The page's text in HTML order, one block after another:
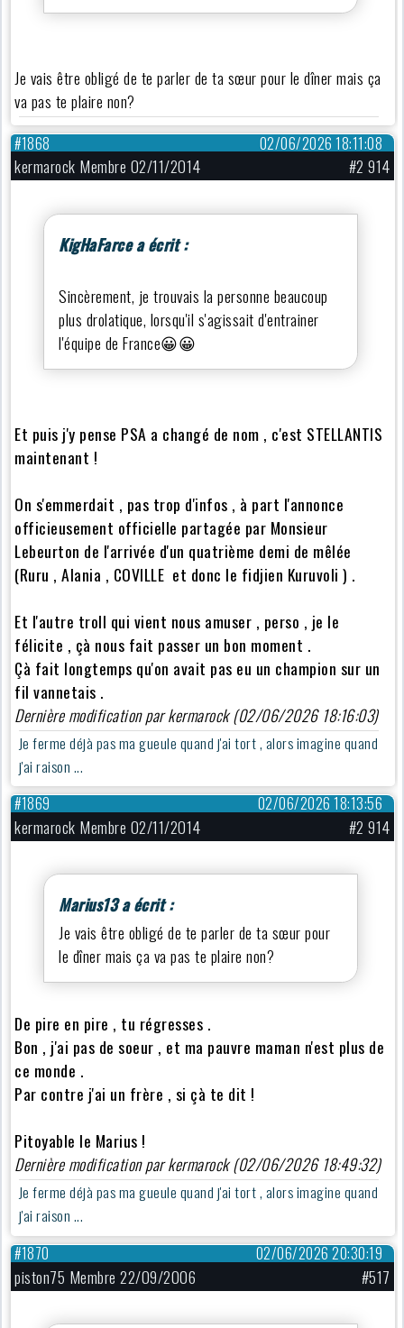
Je vais être obligé de te parler de ta sœur pour le dîner mais ça
va pas te plaire non?
02/06/2026 18:11:08
#1868
kermarock Membre 02/11/2014 #2 914
KigHaFarce a écrit :
Sincèrement, je trouvais la personne beaucoup
plus drolatique, lorsqu'il s'agissait d'entrainer
l'équipe de France😀😀
Et puis j'y pense PSA a changé de nom , c'est STELLANTIS
maintenant !
On s'emmerdait , pas trop d'infos , à part l'annonce
officieusement officielle partagée par Monsieur
Lebeurton de l'arrivée d'un quatrième demi de mêlée
(Ruru , Alania , COVILLE et donc le fidjien Kuruvoli ) .
Et l'autre troll qui vient nous amuser , perso , je le
félicite , çà nous fait passer un bon moment .
Çà fait longtemps qu'on avait pas eu un champion sur un
fil vannetais .
Dernière modification par kermarock (02/06/2026 18:16:03)
Je ferme déjà pas ma gueule quand j'ai tort , alors imagine quand
j'ai raison ...
02/06/2026 18:13:56
#1869
kermarock Membre 02/11/2014 #2 914
Marius13 a écrit :
Je vais être obligé de te parler de ta sœur pour
le dîner mais ça va pas te plaire non?
De pire en pire , tu régresses .
Bon , j'ai pas de soeur , et ma pauvre maman n'est plus de
ce monde .
Par contre j'ai un frère , si çà te dit !
Pitoyable le Marius !
Dernière modification par kermarock (02/06/2026 18:49:32)
Je ferme déjà pas ma gueule quand j'ai tort , alors imagine quand
j'ai raison ...
02/06/2026 20:30:19
#1870
piston75 Membre 22/09/2006 #517